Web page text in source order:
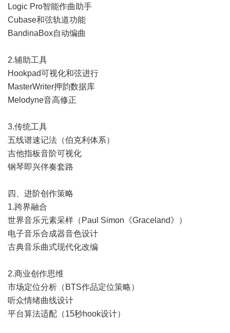
Logic Pro智能作曲助手
Cubase和弦轨道功能
BandinaBox自动编曲
2.辅助工具
Hookpad可视化和弦进行
MasterWriter押韵数据库
Melodyne音高修正
3.传统工具
五线谱速记法（伯克利体系）
吉他指板音阶可视化
钢琴即兴伴奏套路
四、进阶创作策略
1.跨界融合
世界音乐元素采样（Paul Simon《Graceland》）
电子音乐合成器音色设计
古典音乐曲式现代化改编
2.商业创作思维
市场定位分析（BTS作品定位策略）
听众情绪曲线设计
平台算法适配（15秒hook设计）